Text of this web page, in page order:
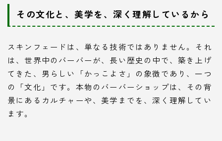
その文化と、美学を、深く理解しているから
スキンフェードは、単なる技術ではありません。それ
は、世界中のバーバーが、長い歴史の中で、築き上げ
てきた、男らしい「かっこよさ」の象徴であり、一つ
の「文化」です。本物のバーバーショップは、その背
景にあるカルチャーや、美学までを、深く理解してい
ます。